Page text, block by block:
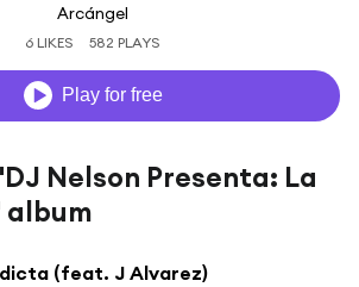
Arcángel
6 LIKES 582 PLAYS
Play for free
Nelson Presenta: La
album
(feat. J Alvarez)